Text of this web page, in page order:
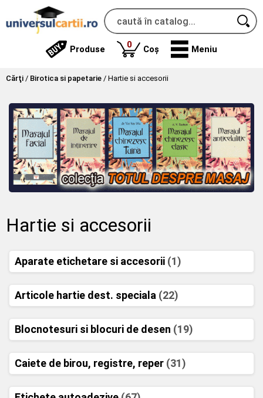
Produse 0produse
Coș Meniu
Cărţi / Birotica si papetarie / Hartie si accesorii
Hartie si accesorii
Aparate etichetare si accesorii (1)
Articole hartie dest. speciala (22)
Blocnotesuri si blocuri de desen (19)
Caiete de birou, registre, reper (31)